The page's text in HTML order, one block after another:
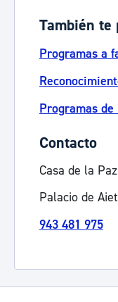
También
Programas a
Programas de
Contacto
Casa de la
Palacio de
943 481 975